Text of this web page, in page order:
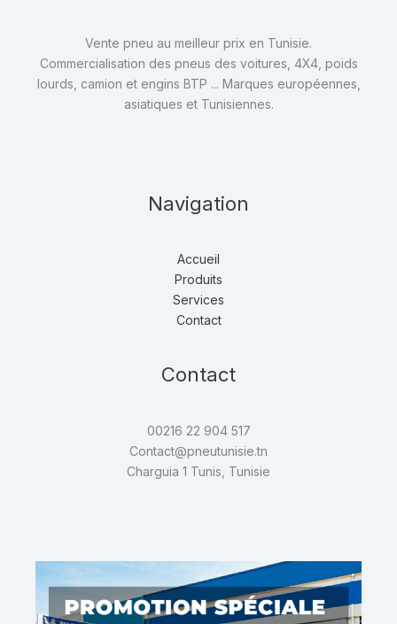
Vente pneu au meilleur prix en Tunisie.
Commercialisation des pneus des voitures, 4X4, poids
lourds, camion et engins BTP ... Marques européennes,
asiatiques et Tunisiennes.
Navigation
Accueil
Produits
Services
Contact
Contact
00216 22 904 517
Contact@pneutunisie.tn
Charguia 1 Tunis, Tunisie